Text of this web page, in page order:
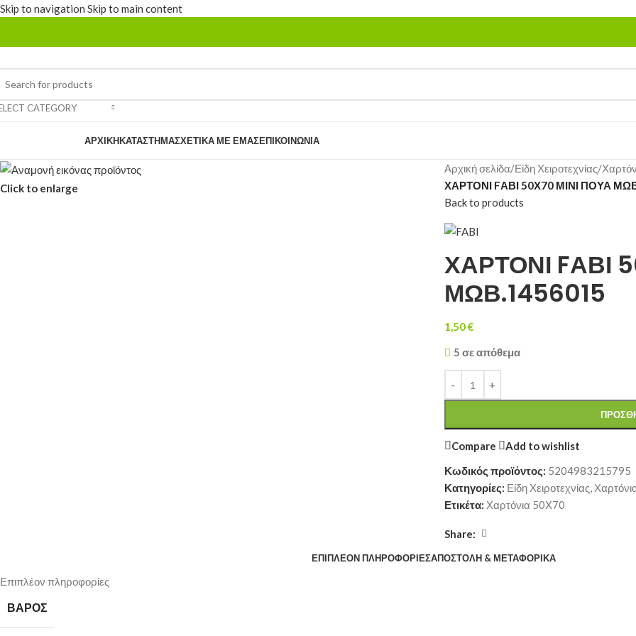
Skip to navigation Skip to main content
CATEGORY
ΑΡΧΙΚΉΚΑΤΆΣΤΗΜΑΣΧΕΤΙΚΆ ΜΕ ΕΜΆΣΕΠΙΚΟΙΝΩΝΊΑ
Click to enlarge
Αρχική σελίδα/Είδη Χειροτεχνίας/
ΧΑΡΤΟΝΙ FΑΒΙ 50Χ70 ΜΙΝΙ ΠΟΥΑ
Back to products
ΧΑΡΤΟΝΙ FΑΒΙ
ΜΩΒ.1456015
1,50€
5 σε απόθεμα
Compare
Add to wishlist
Κωδικός προϊόντος: 5204983215795
Κατηγορίες: Είδη Χειροτεχνίας,
Ετικέτα: Χαρτόνια 50Χ70
Share:
ΕΠΙΠΛΈΟΝ ΠΛΗΡΟΦΟΡΊΕΣΑΠΟΣΤΟΛΉ & ΜΕΤΑΦΟΡΙΚΆ
Επιπλέον πληροφορίες
ΒΆΡΟΣ